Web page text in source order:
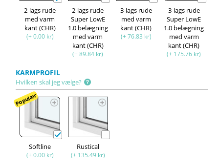
2-lags rude
med varm
kant (CHR)
(+ 0.00 kr)
2-lags rude
Super LowE
1.0 belægning
med varm
kant (CHR)
(+ 89.84 kr)
3-lags rude
med varm
kant (CHR)
(+ 76.83 kr)
3-lags rude
Super LowE
1.0 belægning
med varm
kant (CHR)
(+ 175.76 kr)
KARMPROFIL
Hvilken skal jeg vælge?
Populær
Softline
(+ 0.00 kr)
Rustical
(+ 135.49 kr)